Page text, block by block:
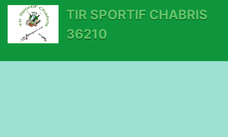
TIR SPORTIF CHABRIS
36210